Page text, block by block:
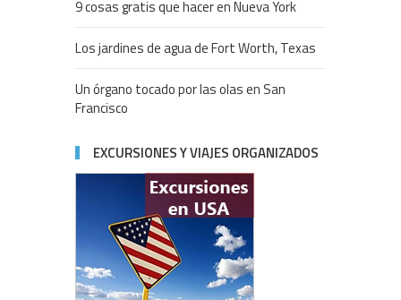
9 cosas gratis que hacer en Nueva York
Los jardines de agua de Fort Worth, Texas
Un órgano tocado por las olas en San
Francisco
EXCURSIONES Y VIAJES ORGANIZADOS